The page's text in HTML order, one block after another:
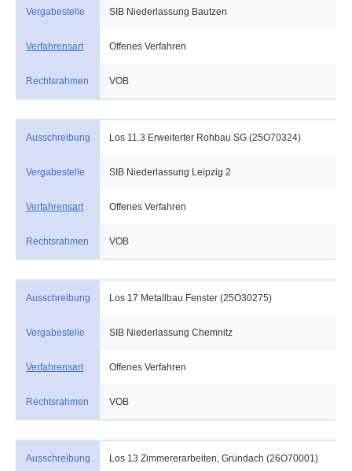
Vergabestelle SIB Niederlassung Bautzen
Verfahrensart Offenes Verfahren
Rechtsrahmen VOB
Ausschreibung Los 11.3 Erweiterter Rohbau SG (25O70324)
Vergabestelle SIB Niederlassung Leipzig 2
Verfahrensart Offenes Verfahren
Rechtsrahmen VOB
Ausschreibung Los 17 Metallbau Fenster (25O30275)
Vergabestelle SIB Niederlassung Chemnitz
Verfahrensart Offenes Verfahren
Rechtsrahmen VOB
Ausschreibung Los 13 Zimmererarbeiten, Gründach (26O70001)